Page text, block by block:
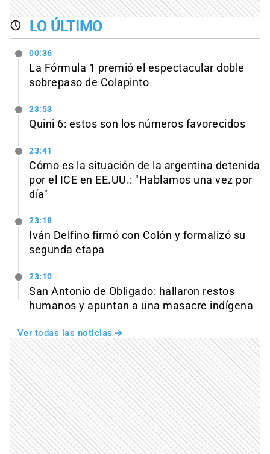
LO ÚLTIMO
00:36
La Fórmula 1 premió el espectacular doble
sobrepaso de Colapinto
23:53
Quini 6: estos son los números favorecidos
23:41
Cómo es la situación de la argentina detenida
por el ICE en EE.UU.: "Hablamos una vez por
día"
23:18
Iván Delfino firmó con Colón y formalizó su
segunda etapa
23:10
San Antonio de Obligado: hallaron restos
humanos y apuntan a una masacre indígena
Ver todas las noticias